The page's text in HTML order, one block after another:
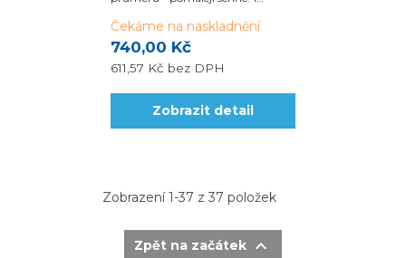
740,00 Kč
611,57 Kč bez DPH
Čekáme na naskladnění
Zobrazit detail
Zobrazení 1-37 z 37 položek
Zpět na začátek 